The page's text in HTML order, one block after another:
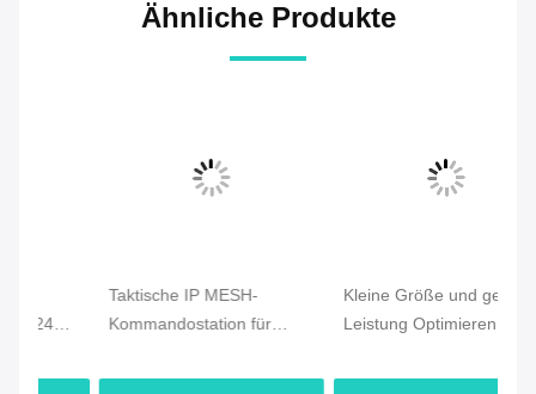
Ähnliche Produkte
Taktische IP MESH-
Kommandostation für
Drohnenkommunikation
Kleine Größe und geringe
Leistung Optimieren Sie
schneller Bereitstellung